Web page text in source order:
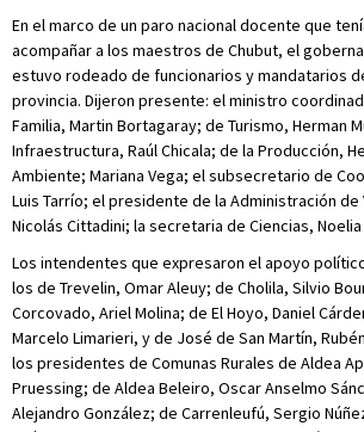
En el marco de un paro nacional docente que
acompañar a los maestros de Chubut, el
estuvo rodeado de funcionarios y mandatarios
provincia. Dijeron presente: el ministro
Familia, Martin Bortagaray; de Turismo, Herman
Infraestructura, Raúl Chicala; de la Producción,
Ambiente; Mariana Vega; el subsecretario de
Luis Tarrío; el presidente de la Administración de
Nicolás Cittadini; la secretaria de Ciencias,
Los intendentes que expresaron el apoyo
los de Trevelin, Omar Aleuy; de Cholila, Silvio
Corcovado, Ariel Molina; de El Hoyo, Daniel
Marcelo Limarieri, y de José de San Martín,
los presidentes de Comunas Rurales de Aldea
Pruessing; de Aldea Beleiro, Oscar Anselmo
Alejandro González; de Carrenleufú, Sergio